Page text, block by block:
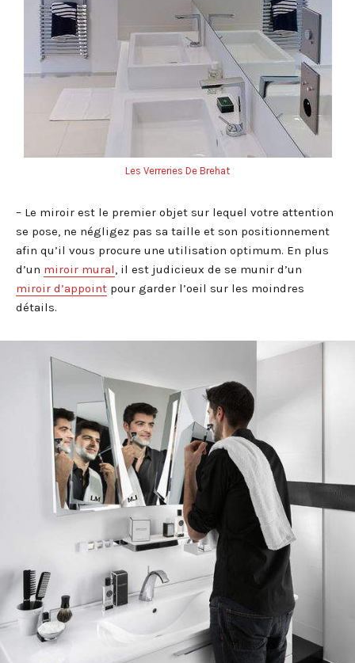
Les Verreries De Brehat
– Le miroir est le premier objet sur lequel votre attention
se pose, ne négligez pas sa taille et son positionnement
afin qu’il vous procure une utilisation optimum. En plus
d’un miroir mural, il est judicieux de se munir d’un
miroir d’appoint pour garder l’oeil sur les moindres
détails.